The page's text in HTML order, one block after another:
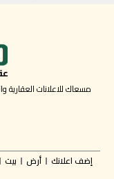
مسعاك للاعلانات العقارية
إضف اعلانك أرض بيت